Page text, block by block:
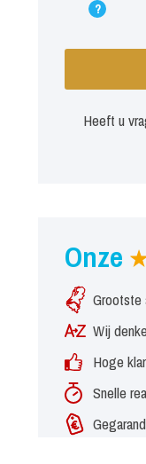
?
Heeft u
Onze
Grootste
Wij
Hoge
Snelle